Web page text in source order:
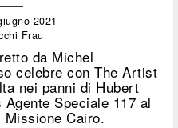
2021
Frau
da Michel
celebre con The Artist
nei panni di Hubert
Speciale 117 al
Cairo.